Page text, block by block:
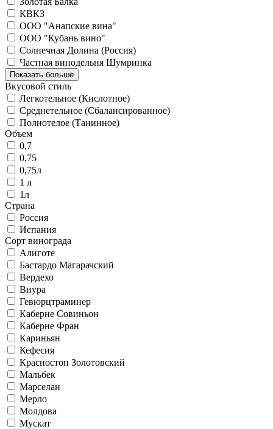
КВКЗ
ООО "Анапские вина"
ООО "Кубань вино"
Солнечная Долина (Россия)
Частная винодельня Шумринка
Показать больше
Вкусовой стиль
Легкотельное (Кислотное)
Среднетельное (Сбалансированное)
Полнотелое (Танинное)
Объем
0,7
0,75
0,75л
1 л
1л
Страна
Россия
Испания
Сорт винограда
Алиготе
Бастардо Магарачский
Вердехо
Виура
Гевюрцтраминер
Каберне Совиньон
Каберне Фран
Кариньян
Кефесия
Красностоп Золотовский
Мальбек
Марселан
Мерло
Молдова
Мускат